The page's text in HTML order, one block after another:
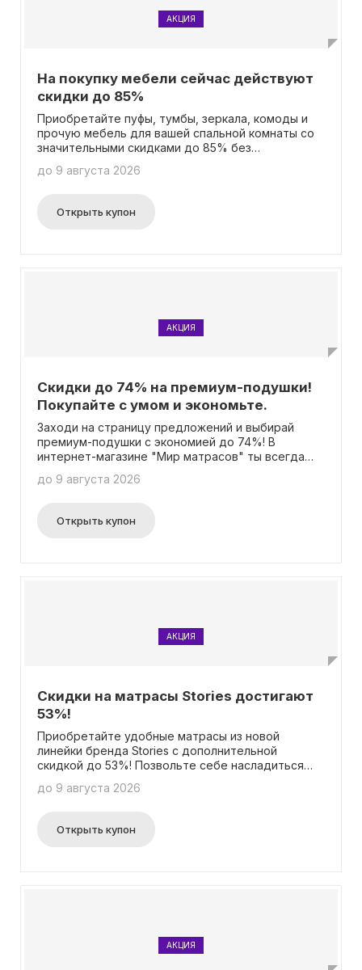
АКЦИЯ
На покупку мебели сейчас действуют
скидки до 85%
Приобретайте пуфы, тумбы, зеркала, комоды и
прочую мебель для вашей спальной комнаты со
значительными скидками до 85% без
до 9 августа 2026
Открыть купон
АКЦИЯ
Скидки до 74% на премиум-подушки!
Покупайте с умом и экономьте.
Заходи на страницу предложений и выбирай
премиум-подушки с экономией до 74%! В
интернет-магазине "Мир матрасов" ты всегда
комфортного сна. Нет необходимости вводить
до 9 августа 2026
Открыть купон
АКЦИЯ
Скидки на матрасы Stories достигают
53%!
Приобретайте удобные матрасы из новой
линейки бренда Stories с дополнительной
скидкой до 53%! Позвольте себе насладиться
получения этой выгоды не требуется вводить
до 9 августа 2026
Открыть купон
АКЦИЯ